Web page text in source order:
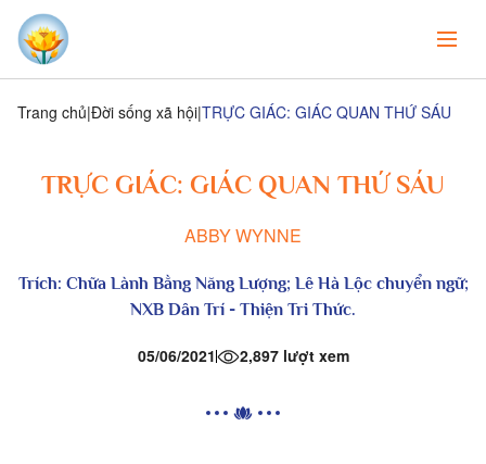
Trang chủ Đời sống xã hội TRỰC GIÁC: GIÁC QUAN THỨ SÁU
TRỰC GIÁC: GIÁC QUAN THỨ SÁU
ABBY WYNNE
Trích: Chữa Lành Bằng Năng Lượng; Lê Hà Lộc chuyển ngữ;
NXB Dân Trí - Thiện Tri Thức.
05/06/2021 2,897 lượt xem